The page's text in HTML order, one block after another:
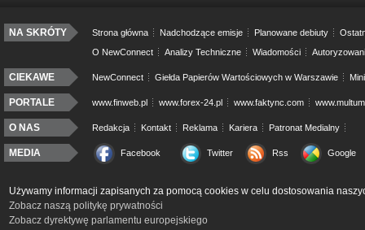
NA SKRÓTY Strona główna Nadchodzące emisje Planowane debiuty
O NewConnect
Analizy Techniczne Wiadomości
CIEKAWE NewConnect Giełda Papierów Wartościowych w Warszawie
PORTALE www.finweb.pl www.forex-24.pl www.faktync.com
O NAS Redakcja Kontakt Reklama Kariera Patronat Medialny
MEDIA Facebook Twitter Rss Google
Używamy informacji zapisanych za pomocą cookies w celu dostosowania
Zobacz naszą politykę prywatności
Zobacz dyrektywę parlamentu europejskiego